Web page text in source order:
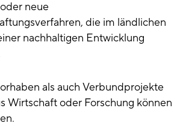
neue
die im ländlichen
nachhaltigen Entwicklung
als auch Verbundprojekte
Wirtschaft oder Forschung können